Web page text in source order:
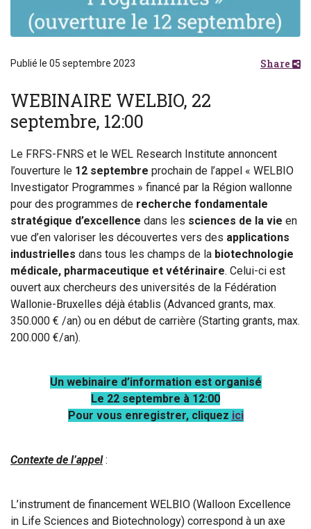
Publié le 05 septembre 2023 Share
WEBINAIRE WELBIO, 22
septembre, 12:00
Le FRFS-FNRS et le WEL Research Institute annoncent
l’ouverture le 12 septembre prochain de l’appel « WELBIO
Investigator Programmes » financé par la Région wallonne
pour des programmes de recherche fondamentale
stratégique d’excellence dans les sciences de la vie en
vue d’en valoriser les découvertes vers des applications
industrielles dans tous les champs de la biotechnologie
médicale, pharmaceutique et vétérinaire. Celui-ci est
ouvert aux chercheurs des universités de la Fédération
Wallonie-Bruxelles déjà établis (Advanced grants, max.
350.000 € /an) ou en début de carrière (Starting grants, max.
200.000 €/an).
Un webinaire d’information est organisé
Le 22 septembre à 12:00
Pour vous enregistrer, cliquez ici
Contexte de l’appel:
L’instrument de financement WELBIO (Walloon Excellence
in Life Sciences and Biotechnology) correspond à un axe